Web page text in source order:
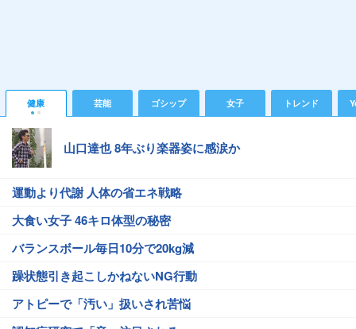
健康 芸能 ゴシップ 女子 トレンド
山口達也 8年ぶり楽器姿に感涙か
運動より代謝 人体の省エネ戦略
大食い女子 46キロ体型の秘密
バランスボール毎日10分で20kg減
躁状態引き起こしかねないNG行動
アトピーで「汚い」扱いされ苦悩